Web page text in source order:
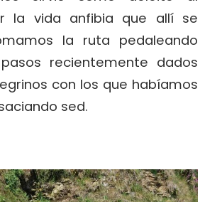
la vida anfibia que allí se
la ruta pedaleando
recientemente dados
con los que habíamos
sed.